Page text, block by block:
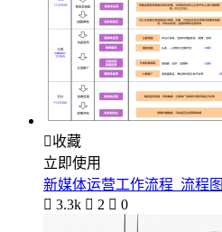
收藏
立即使用
新媒体运营工作流程_流程图
 3.3k  2  0